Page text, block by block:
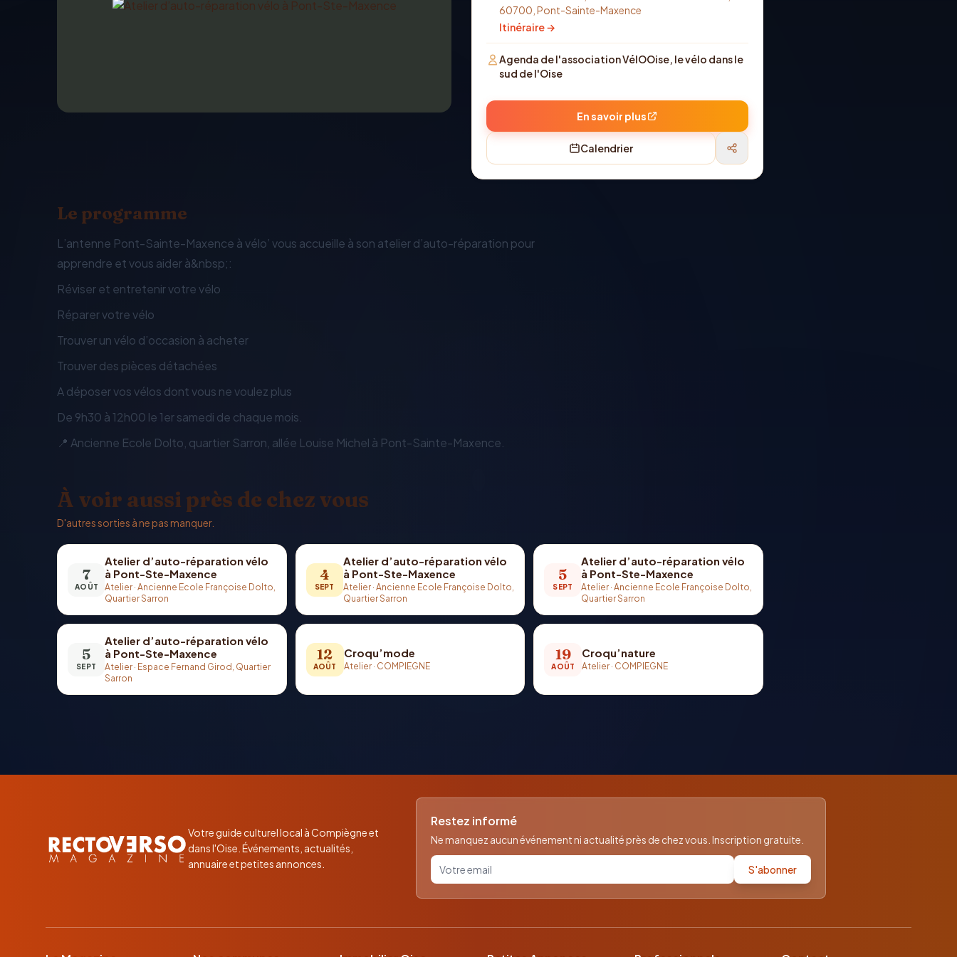
60700, Pont-Sainte-Maxence
Itinéraire →
Agenda de l'association VélOOise, le vélo dans le
sud de l'Oise
En savoir plus
Calendrier
Le programme
L’antenne Pont-Sainte-Maxence à vélo’ vous accueille à son atelier d’auto-réparation pour
apprendre et vous aider à&nbsp;:
Réviser et entretenir votre vélo
Réparer votre vélo
Trouver un vélo d’occasion à acheter
Trouver des pièces détachées
A déposer vos vélos dont vous ne voulez plus
De 9h30 à 12h00 le 1er samedi de chaque mois.
📍 Ancienne Ecole Dolto, quartier Sarron, allée Louise Michel à Pont-Sainte-Maxence.
À voir aussi près de chez vous
D'autres sorties à ne pas manquer.
7
AOÛT
Atelier d’auto-réparation vélo
à Pont-Ste-Maxence
Atelier · Ancienne Ecole Françoise Dolto,
Quartier Sarron
4
SEPT
Atelier d’auto-réparation vélo
à Pont-Ste-Maxence
Atelier· Ancienne Ecole Françoise Dolto,
Quartier Sarron
5
SEPT
Atelier d’auto-réparation vélo
à Pont-Ste-Maxence
Atelier ·Ancienne Ecole Françoise Dolto,
Quartier Sarron
5
SEPT
Atelier d’auto-réparation vélo
à Pont-Ste-Maxence
Atelier · Espace Fernand Girod, Quartier
Sarron
12
AOÛT
Croqu’mode
Atelier· COMPIEGNE
19
AOÛT
Croqu’nature
Atelier · COMPIEGNE
Votre guide culturel local à Compiègne et
dans l'Oise. Événements, actualités,
annuaire et petites annonces.
Restez informé
Ne manquez aucun événement ni actualité près de chez vous. Inscription gratuite.
Votre email pour la newsletter S'abonner